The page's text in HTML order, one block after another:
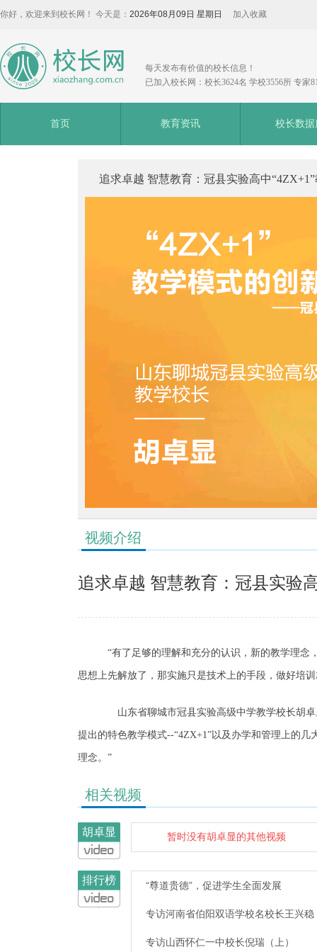
你好，欢迎来到校长网！ 今天是： 2026年08月09日 星期日 加入收藏
每天发布有价值的校长信息！
已加入校长网：校长3624名 学校3556所 专家
首页 教育资讯 校长数据
追求卓越 智慧教育：冠县实验高中
视频介绍
追求卓越 智慧教育：冠县实验
“有了足够的理解和充分的认识，新的教学理念
思想上先解放了，那实施只是技术上的手段，做好培
山东省聊城市冠县实验高级中学教学校长胡卓
提出的特色教学模式--“4ZX+1”以及办学和管理上的
理念。”
相关视频
胡卓显 暂时没有胡卓显的其他视频
排行榜 “尊道贵德”，促进学生全面发展
专访河南省伯阳双语学校名校长王兴稳
专访山西怀仁一中校长倪瑞（上）